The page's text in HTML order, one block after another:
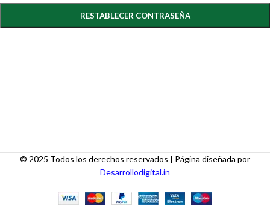
RESTABLECER CONTRASEÑA
© 2025 Todos los derechos reservados | Página diseñada por
Desarrollodigital.in